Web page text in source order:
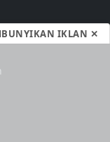
IKLAN ✕